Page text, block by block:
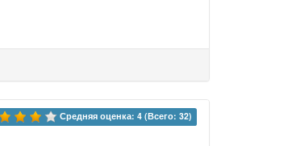
Средняя оценка: 4 (Всего: 32)